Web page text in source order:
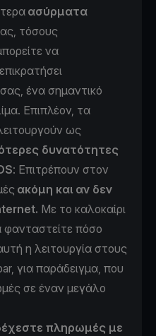
ασύρματα
τόσους
να
ένα σημαντικό
Επιπλέον, τα
ως
δυνατότητες
: Επιτρέπουν στον
ακόμη και αν δεν
Με το καλοκαίρι
φανταστείτε πόσο
η λειτουργία στους
για παράδειγμα, που
σε έναν μεγάλο
πληρωμές με